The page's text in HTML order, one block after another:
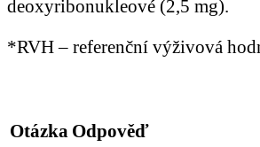
deoxyribonukleové (2,5 mg).
*RVH – referenční výživová
Otázka Odpověď